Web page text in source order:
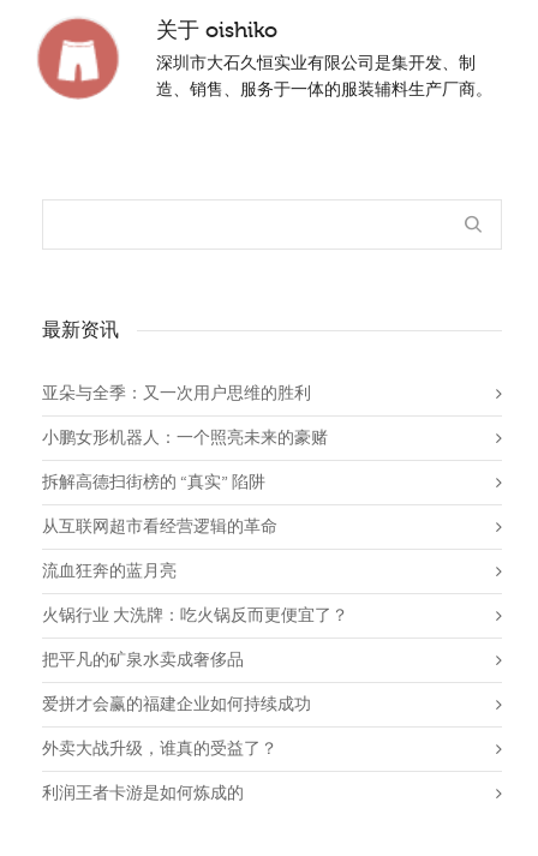
关于 oishiko
深圳市大石久恒实业有限公司是集开发、制
造、销售、服务于一体的服装辅料生产厂商。
最新资讯
亚朵与全季：又一次用户思维的胜利
小鹏女形机器人：一个照亮未来的豪赌
拆解高德扫街榜的 “真实” 陷阱
从互联网超市看经营逻辑的革命
流血狂奔的蓝月亮
火锅行业 大洗牌：吃火锅反而更便宜了？
把平凡的矿泉水卖成奢侈品
爱拼才会赢的福建企业如何持续成功
外卖大战升级，谁真的受益了？
利润王者卡游是如何炼成的